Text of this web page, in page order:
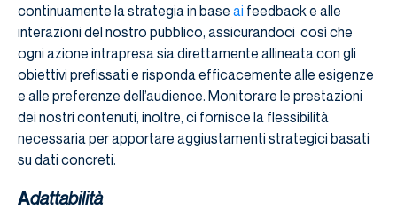
continuamente la strategia in base ai feedback e alle
interazioni del nostro pubblico, assicurandoci così che
ogni azione intrapresa sia direttamente allineata con gli
obiettivi prefissati e risponda efficacemente alle esigenze
e alle preferenze dell’audience. Monitorare le prestazioni
dei nostri contenuti, inoltre, ci fornisce la flessibilità
necessaria per apportare aggiustamenti strategici basati
su dati concreti.
Adattabilità